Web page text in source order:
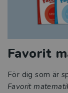
Favorit
För dig som är
Favorit